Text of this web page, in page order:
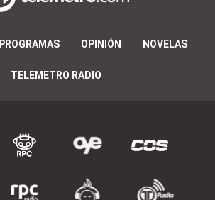
PROGRAMAS OPINIÓN NOVELAS
TELEMETRO RADIO